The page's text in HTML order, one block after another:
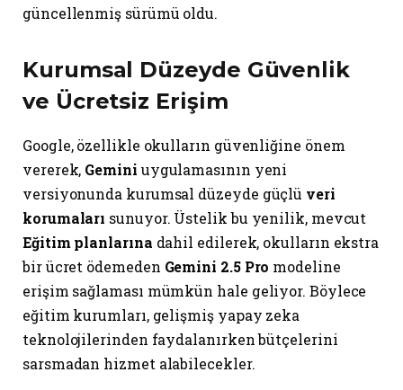
güncellenmiş sürümü oldu.
Kurumsal Düzeyde Güvenlik
ve Ücretsiz Erişim
Google, özellikle okulların güvenliğine önem
vererek, Gemini uygulamasının yeni
versiyonunda kurumsal düzeyde güçlü veri
korumaları sunuyor. Üstelik bu yenilik, mevcut
Eğitim planlarına dahil edilerek, okulların ekstra
bir ücret ödemeden Gemini 2.5 Pro modeline
erişim sağlaması mümkün hale geliyor. Böylece
eğitim kurumları, gelişmiş yapay zeka
teknolojilerinden faydalanırken bütçelerini
sarsmadan hizmet alabilecekler.